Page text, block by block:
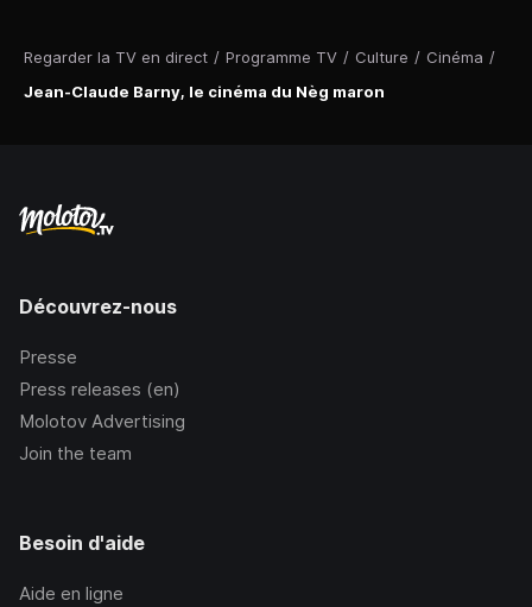
Regarder la TV en direct / Programme TV / Culture / Cinéma /
Jean-Claude Barny, le cinéma du Nèg maron
Découvrez-nous
Presse
Press releases (en)
Molotov Advertising
Join the team
Besoin d'aide
Aide en ligne